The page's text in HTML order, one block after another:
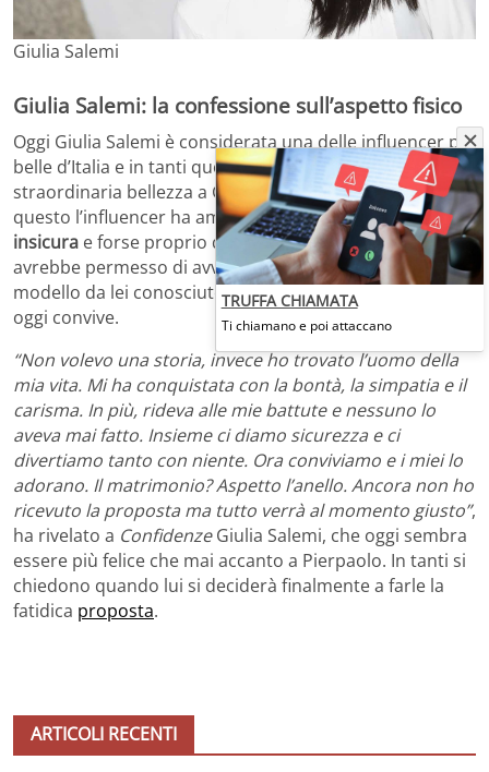
Giulia Salemi
Giulia Salemi: la confessione sull’aspetto fisico
Oggi Giulia Salemi è considerata una delle influencer più
belle d’Italia e in tanti quest’anno hanno lodato la sua
straordinaria bellezza a GF Vip Party. Nonostante
questo l’influencer ha ammesso di esser sempre stata
insicura e forse proprio questo lato del suo carattere le
avrebbe permesso di avvicinarsi aPierpaolo Pretelli
modello da lei conosciuto nella casa del GF Vip e con cui
oggi convive.
“Non volevo una storia, invece ho trovato l’uomo della
mia vita. Mi ha conquistata con la bontà, la simpatia e il
carisma. In più, rideva alle mie battute e nessuno lo
aveva mai fatto. Insieme ci diamo sicurezza e ci
divertiamo tanto con niente. Ora conviviamo e i miei lo
adorano. Il matrimonio? Aspetto l’anello. Ancora non ho
ricevuto la proposta ma tutto verrà al momento giusto”,
ha rivelato a ConfidenzeGiulia Salemi, che oggi sembra
essere più felice che mai accanto a Pierpaolo. In tanti si
chiedono quando lui si deciderà finalmente a farle la
fatidica proposta.
ARTICOLI RECENTI
TRUFFA CHIAMATA
Ti chiamano e poi attaccano